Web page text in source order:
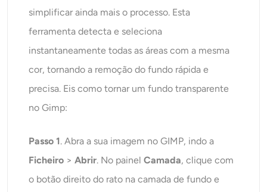
simplificar ainda mais o processo. Esta
ferramenta detecta e seleciona
instantaneamente todas as áreas com a mesma
cor, tornando a remoção do fundo rápida e
precisa. Eis como tornar um fundo transparente
no Gimp:
Passo 1. Abra a sua imagem no GIMP, indo a
Ficheiro >Abrir. No painelCamada, clique com
o botão direito do rato na camada de fundo e